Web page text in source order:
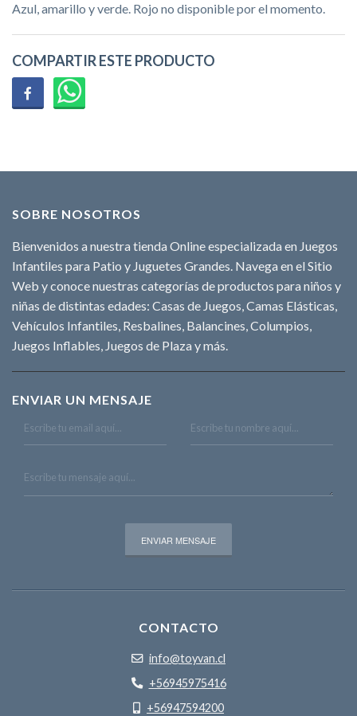
Azul, amarillo y verde. Rojo no disponible por el momento.
COMPARTIR ESTE PRODUCTO
SOBRE NOSOTROS
Bienvenidos a nuestra tienda Online especializada en Juegos
Infantiles para Patio y Juguetes Grandes. Navega en el Sitio
Web y conoce nuestras categorías de productos para niños y
niñas de distintas edades: Casas de Juegos, Camas Elásticas,
Vehículos Infantiles, Resbalines, Balancines, Columpios,
Juegos Inflables, Juegos de Plaza y más.
ENVIAR UN MENSAJE
CONTACTO
info@toyvan.cl
+56945975416
+56947594200